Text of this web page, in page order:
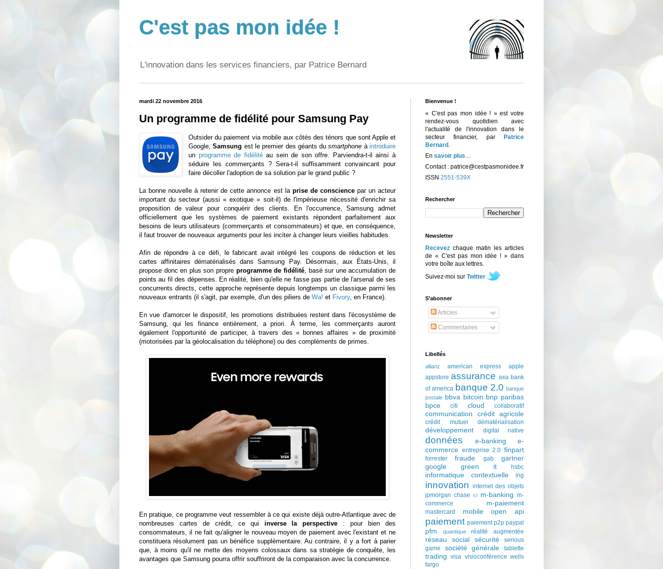
C'est pas mon idée !
L'innovation dans les services financiers, par Patrice Bernard
mardi 22 novembre 2016
Un programme de fidélité pour Samsung Pay
Outsider du paiement via mobile aux côtés des ténors que sont Apple et
Google,Samsung est le premier des géants dusmartphone à introduire
un programme de fidélitéau sein de son offre. Parviendra-t-il ainsi à
séduire les commerçants ? Sera-t-il suffisamment convaincant pour
faire décoller l'adoption de sa solution par le grand public ?
La bonne nouvelle à retenir de cette annonce est la prise de consciencepar un acteur
important du secteur (aussi « exotique » soit-il) de l'impérieuse nécessité d'enrichir sa
proposition de valeur pour conquérir des clients. En l'occurrence, Samsung admet
officiellement que les systèmes de paiement existants répondent parfaitement aux
besoins de leurs utilisateurs (commerçants et consommateurs) et que, en conséquence,
il faut trouver de nouveaux arguments pour les inciter à changer leurs vieilles habitudes.
Afin de répondre à ce défi, le fabricant avait intégré les coupons de réduction et les
cartes affinitaires dématérialisés dans Samsung Pay. Désormais, aux États-Unis, il
propose donc en plus son propre programme de fidélité, basé sur une accumulation de
points au fil des dépenses. En réalité, bien qu'elle ne fasse pas partie de l'arsenal de ses
concurrents directs, cette approche représente depuis longtemps un classique parmi les
nouveaux entrants (il s'agit, par exemple, d'un des piliers de Wa! et Fivory, en France).
En vue d'amorcer le dispositif, les promotions distribuées restent dans l'écosystème de
Samsung, qui les finance entièrement, a priori. À terme, les commerçants auront
également l'opportunité de participer, à travers des « bonnes affaires » de proximité
(motorisées par la géolocalisation du téléphone) ou des compléments de primes.
En pratique, ce programme veut ressembler à ce qui existe déjà outre-Atlantique avec de
nombreuses cartes de crédit, ce qui inverse la perspective : pour bien des
consommateurs, il ne fait qu'aligner le nouveau moyen de paiement avec l'existant et ne
constituera résolument pas un bénéfice supplémentaire. Au contraire, il y a fort à parier
que, à moins qu'il ne mette des moyens colossaux dans sa stratégie de conquête, les
avantages que Samsung pourra offrir souffriront de la comparaison avec la concurrence.
Bienvenue !
« C'est pas mon idée ! » est votre
rendez-vous quotidien avec
l'actualité de l'innovation dans le
secteur financier, par
Patrice
Bernard .
En savoir plus…
Contact : patrice@cestpasmonidee.fr
ISSN 2551-539X
Rechercher
Newsletter
Recevez chaque matin les articles
de « C'est pas mon idée ! » dans
votre boîte aux lettres.
Suivez-moi sur Twitter
S’abonner
Articles
Commentaires
Libellés
allianz american express
apple
appstore assurance axa bank
of america banque 2.0 banque
postale bbva bitcoin bnp paribas
bpce
citi cloud collaboratif
communication crédit agricole
crédit mutuel dématérialisation
développement digital native
données e-banking
e-
commerce entreprise 2.0 finpart
forrester fraude gab
gartner
google
green it hsbc
informatique contextuelle ing
innovation internet des objets
jpmorgan chase
lcl m-banking m-
commerce
m-paiement
mastercard mobile open api
paiement paiement p2p paypal
pfm quantique réalité augmentée
réseau social sécurité
serious
game
société générale tablette
trading visa visioconférence wells
fargo